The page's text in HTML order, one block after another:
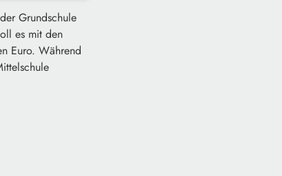
Grundschule
es mit den
Euro. Während